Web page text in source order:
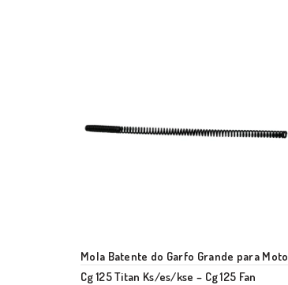
Mola Batente do Garfo Grande para Moto
Cg 125 Titan Ks/es/kse – Cg 125 Fan